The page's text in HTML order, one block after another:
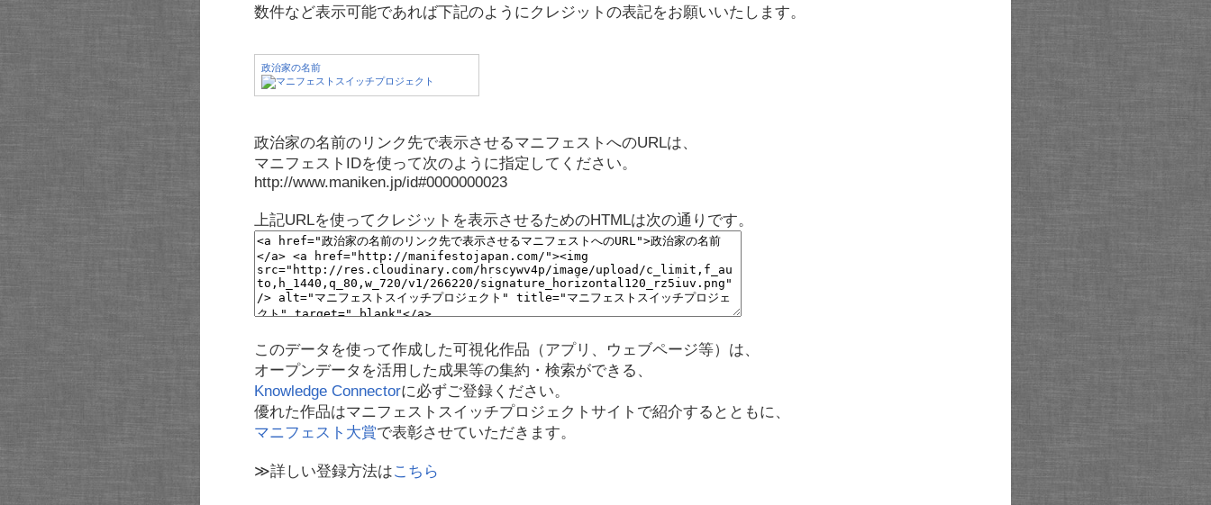
数件など表示可能であれば下記のようにクレジットの表記をお願いいたします。
政治家の名前
政治家の名前のリンク先で表示させるマニフェストへのURLは、
マニフェストIDを使って次のように指定してください。
http://www.maniken.jp/id#0000000023
上記URLを使ってクレジットを表示させるためのHTMLは次の通りです。
このデータを使って作成した可視化作品（アプリ、ウェブページ等）は、
オープンデータを活用した成果等の集約・検索ができる、
Knowledge Connectorに必ずご登録ください。
優れた作品はマニフェストスイッチプロジェクトサイトで紹介するとともに、
マニフェスト大賞で表彰させていただきます。
≫詳しい登録方法はこちら